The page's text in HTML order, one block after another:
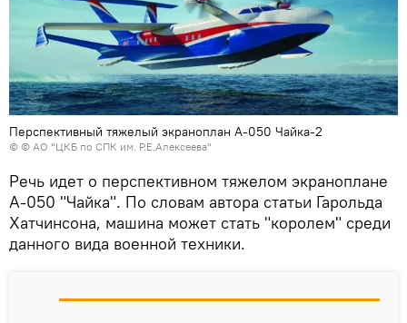
Перспективный тяжелый экраноплан А-050 Чайка-2
© © АО "ЦКБ по СПК им. Р.Е.Алексеева"
Речь идет о перспективном тяжелом экраноплане
А-050 "Чайка". По словам автора статьи Гарольда
Хатчинсона, машина может стать "королем" среди
данного вида военной техники.